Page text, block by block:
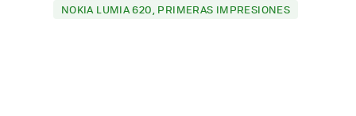
NOKIA LUMIA 620, PRIMERAS IMPRESIONES